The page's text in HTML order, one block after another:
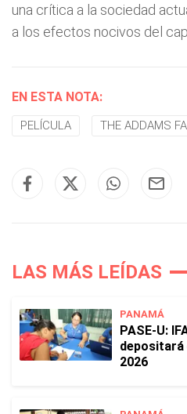
una crítica a la sociedad
a los efectos nocivos del
EN ESTA NOTA:
PELÍCULA THE ADDAMS
LAS MÁS LEÍDAS
PANAMÁ
PASE-U:
depositará
2026